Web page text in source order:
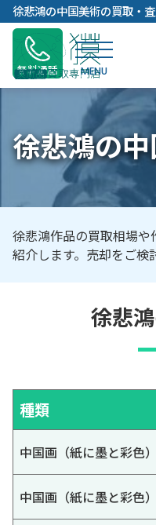
徐悲鴻の中国美術の買取・
無料通話
徐悲鴻の
徐悲鴻作品の買取相場
紹介します。売却をご検
徐悲
種類
中国画（紙に墨と彩色）
中国画（紙に墨と彩色）